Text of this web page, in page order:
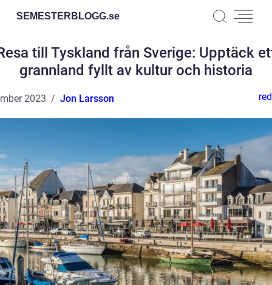
SEMESTERBLOGG.se
till Tyskland från Sverige: Upptäck
grannland fyllt av kultur och historia
2023 Jon Larsson